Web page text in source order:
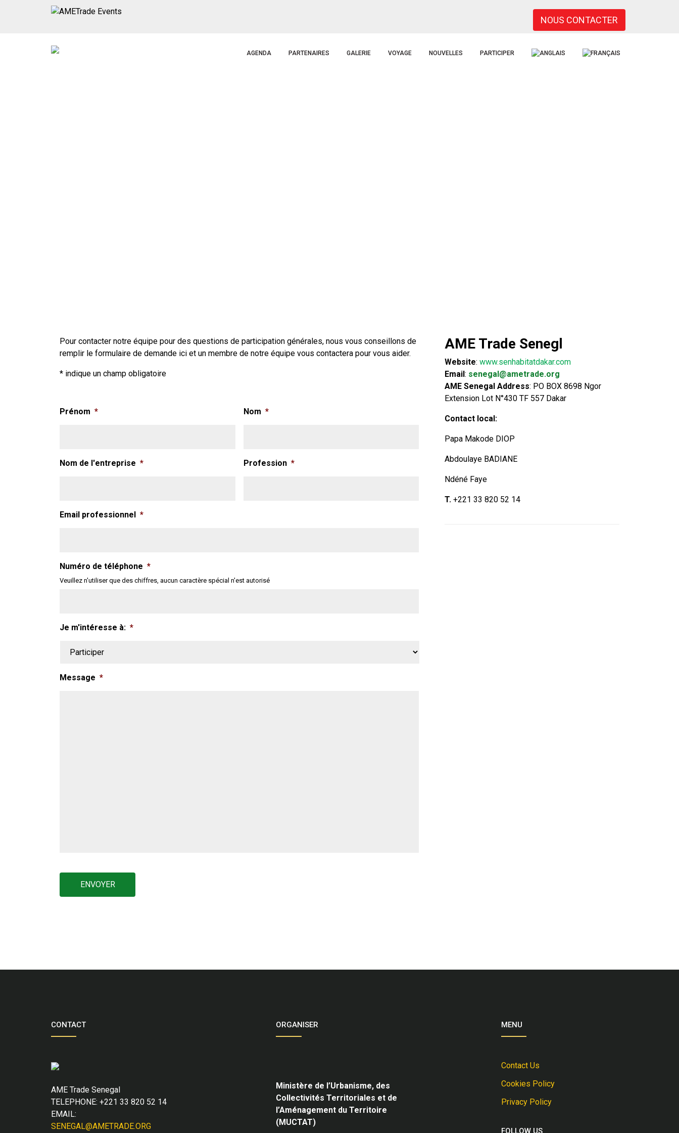
NOUS CONTACTER
AGENDA PARTENAIRES GALERIE VOYAGE NOUVELLES PARTICIPER
Pour contacter notre équipe pour des questions de participation générales, nous vous conseillons de
remplir le formulaire de demande ici et un membre de notre équipe vous contactera pour vous aider.
* indique un champ obligatoire
Prénom * Nom *
Nom de l'entreprise * Profession *
Email professionnel *
Numéro de téléphone *
Veuillez n'utiliser que des chiffres, aucun caractère spécial n'est autorisé
Je m'intéresse à: *
Message *
AME Trade Senegl
Website: www.senhabitatdakar.com
Email: senegal@ametrade.org
AME Senegal Address: PO BOX 8698 Ngor
Extension Lot N°430 TF 557 Dakar
Contact local:
Papa Makode DIOP
Abdoulaye BADIANE
Ndéné Faye
T. +221 33 820 52 14
CONTACT
AME Trade Senegal
TELEPHONE: +221 33 820 52 14
EMAIL:
SENEGAL@AMETRADE.ORG
ORGANISER
Ministère de l’Urbanisme, des
Collectivités Territoriales et de
l’Aménagement du Territoire
(MUCTAT)
MENU
Contact Us
Cookies Policy
Privacy Policy
FOLLOW US